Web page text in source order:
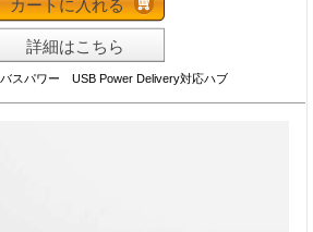
カートに入れる
詳細はこちら
スパワー USB Power Delivery対応ハブ